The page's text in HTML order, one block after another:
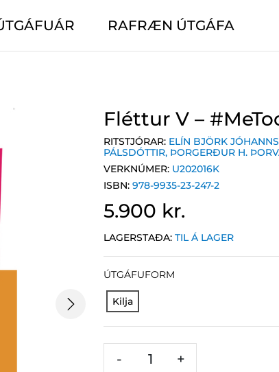
RAFRÆN ÚTGÁFA
Next
Fléttur V –
RITSTJÓRAR: ELÍN BJÖRK
PÁLSDÓTTIR, ÞORGERÐUR H.
VERKNÚMER: U202016K
ISBN:978-9935-23-247-2
5.900 kr.
LAGERSTAÐA:TIL Á LAGER
ÚTGÁFUFORM
Kilja
- +